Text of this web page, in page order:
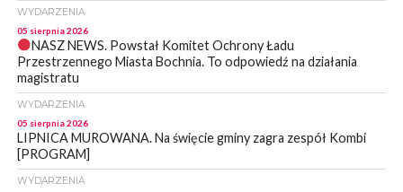
WYDARZENIA
05 sierpnia 2026
NASZ NEWS. Powstał Komitet Ochrony Ładu
Przestrzennego Miasta Bochnia. To odpowiedź na działania
magistratu
WYDARZENIA
05 sierpnia 2026
LIPNICA MUROWANA. Na święcie gminy zagra zespół Kombi
[PROGRAM]
WYDARZENIA